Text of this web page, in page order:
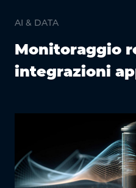
AI & DATA
Monitoraggio
integrazioni